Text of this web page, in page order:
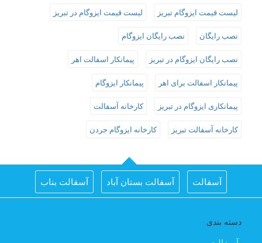
لیست قیمت ایزوگام تبریز لیست قیمت ایزوگام در تبریز
نصب رایگان نصب رایگان ایزوگام
نصب رایگان ایزوگام در تبریز پیمانکار اسفالت اهر
پیمانکار اسفالت برای اهر پیمانکار ایزوگام
پیمانکاری ایزوگام در تبریز کارخانه آسفالت
کارخانه آسفالت تبریز کارخانه ایزوگام جردن
آسفالت آسفالت بستان آباد آسفالت بناب
دسته بندی